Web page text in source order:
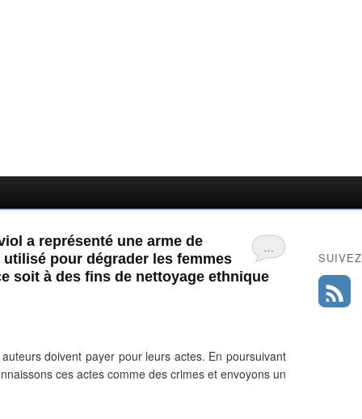
…
a représenté une arme de
pour dégrader les femmes
soit à des fins de nettoyage ethnique
doivent payer pour leurs actes. En poursuivant
ces actes comme des crimes et envoyons un